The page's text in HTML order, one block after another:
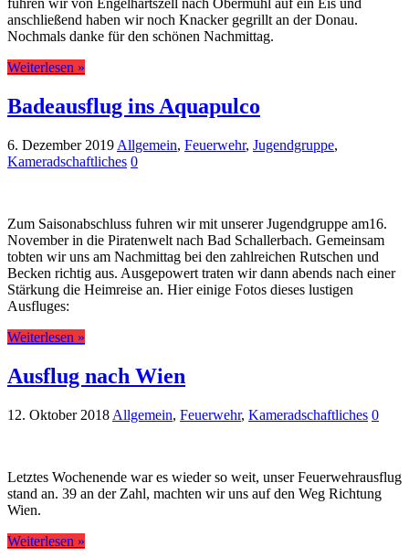
fuhren wir von Engelhartszell nach Obermühl auf ein Eis und
anschließend haben wir noch Knacker gegrillt an der Donau.
Nochmals danke für den schönen Nachmittag.
Weiterlesen »
Badeausflug ins Aquapulco
6. Dezember 2019 Allgemein, Feuerwehr, Jugendgruppe,
Kameradschaftliches 0
Zum Saisonabschluss fuhren wir mit unserer Jugendgruppe am16.
November in die Piratenwelt nach Bad Schallerbach. Gemeinsam
tobten wir uns am Nachmittag bei den zahlreichen Rutschen und
Becken richtig aus. Ausgepowert traten wir dann abends nach einer
Stärkung die Heimreise an. Hier einige Fotos dieses lustigen
Ausfluges:
Weiterlesen »
Ausflug nach Wien
12. Oktober 2018 Allgemein, Feuerwehr, Kameradschaftliches 0
Letztes Wochenende war es wieder so weit, unser Feuerwehrausflug
stand an. 39 an der Zahl, machten wir uns auf den Weg Richtung
Wien.
Weiterlesen »